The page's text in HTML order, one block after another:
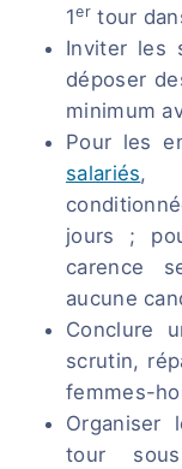
1ertour
Inviter les
déposer
minimum
Pour les
salariés,
jours ;
carence
aucune
Conclure
scrutin,
femmes-
Organiser
tour